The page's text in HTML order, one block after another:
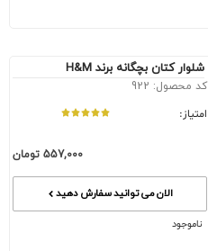
شلوار کتان بچگانه برند H&M
کد محصول: 922
امتیاز:
557,000 تومان
الان می توانید سفارش دهید
ناموجود